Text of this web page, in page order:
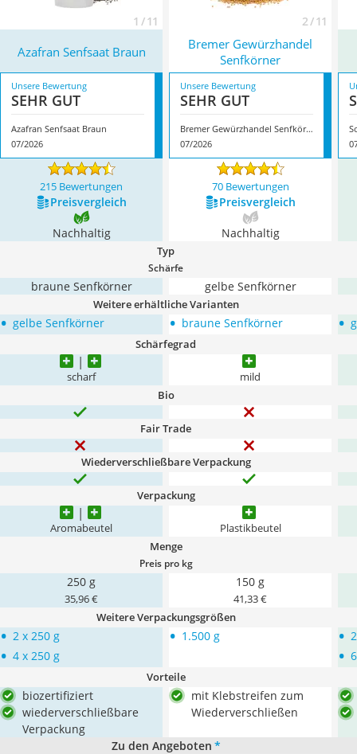
1 / 11 2 / 11
Azafran Senfsaat Braun
Bremer Gewürzhandel
Senfkörner
Unsere Bewertung
SEHR GUT
Azafran Senfsaat Braun
07/2026
Unsere Bewertung
SEHR GUT
Bremer Gewürzhandel Senfkörner
07/2026
215 Bewertungen 70 Bewertungen
Preis­vergleich Preis­vergleich
Nachhaltig Nachhaltig
Typ
Schärfe
braune Senfkörner gelbe Senfkörner
Weitere erhältliche Varianten
• gelbe Senfkörner • braune Senfkörner •
Schärfegrad
scharf mild
Bio
Fair Trade
Wiederverschließbare Verpackung
Verpackung
Aromabeutel Plastikbeutel
Menge
Preis pro kg
250 g
35,96 €
150 g
41,33 €
Weitere Verpackungsgrößen
• 2 x 250 g
• 4 x 250 g
• 1.500 g •
•
Vorteile
biozertifiziert
wiederverschließbare
Verpackung
mit Klebstreifen zum
Wiederverschließen
Zu den Angeboten *